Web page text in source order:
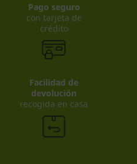
Pago seguro
con tarjeta de
crédito
Facilidad de
devolución
recogida en casa